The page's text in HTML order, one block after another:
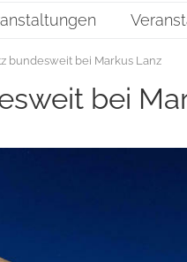
bundesweit bei Markus Lanz
bei